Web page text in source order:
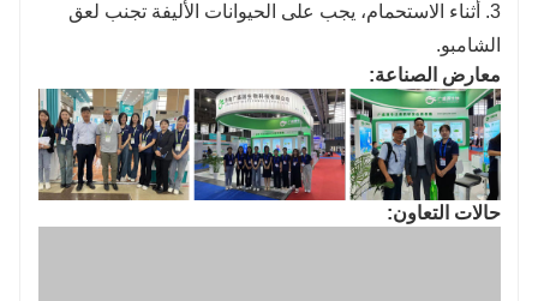
3. أثناء الاستحمام، يجب على الحيوانات الأليفة تجنب لعق
الشامبو.
معارض الصناعة:
حالات التعاون: